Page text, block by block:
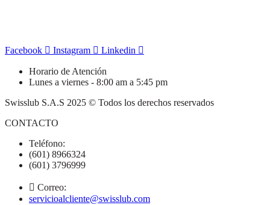
Facebook Instagram Linkedin
Horario de Atención
Lunes a viernes - 8:00 am a 5:45 pm
Swisslub S.A.S 2025 © Todos los derechos reservados
CONTACTO
Teléfono:
(601) 8966324
(601) 3796999
Correo:
servicioalcliente@swisslub.com